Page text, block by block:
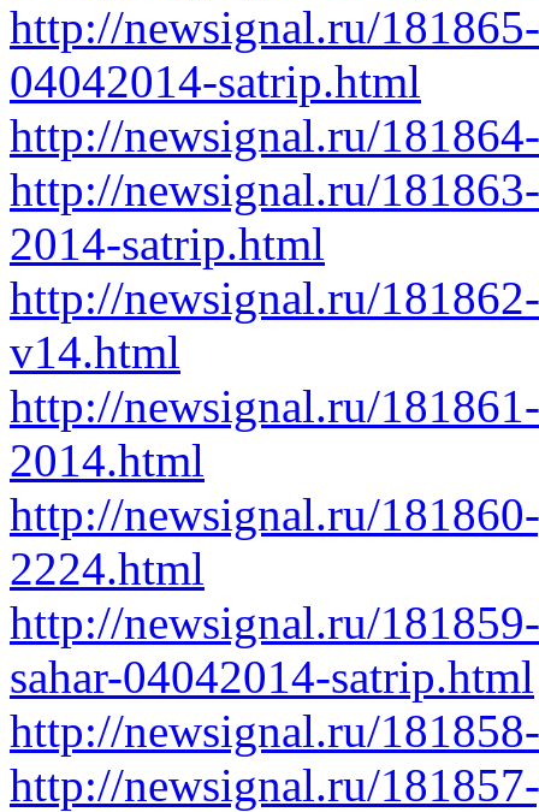
http://newsignal.ru/
04042014-satrip.html
http://newsignal.ru/
http://newsignal.ru/
2014-satrip.html
http://newsignal.ru/
v14.html
http://newsignal.ru/
2014.html
http://newsignal.ru/
2224.html
http://newsignal.ru/
sahar-04042014-satrip.html
http://newsignal.ru/
http://newsignal.ru/